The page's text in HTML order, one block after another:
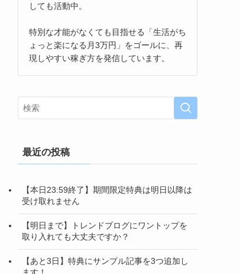
しても活動中。
特別な才能がなくても目指せる「生活がち
ょっと楽になる月3万円」をゴールに、再
現しやすい稼ぎ方を発信しています。
最近の投稿
【本日23:59終了】期間限定特典は明日以降は
受け取れません
【明日まで】トレンドブログにワントップを
取り入れても大丈夫ですか？
【あと3日】特典にサンプル記事を3つ追加し